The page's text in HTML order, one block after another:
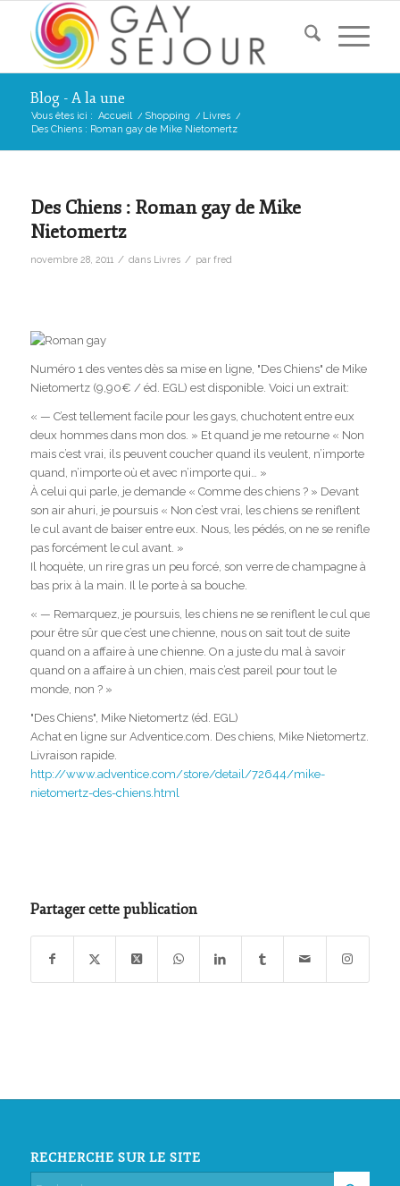
Blog - A la une
Vous êtes ici : Accueil / Shopping / Livres /
Des Chiens : Roman gay de Mike Nietomertz
Des Chiens : Roman gay de Mike
Nietomertz
novembre 28, 2011 / dans Livres / par fred
Numéro 1 des ventes dès sa mise en ligne, "Des Chiens" de Mike
Nietomertz (9,90€ / éd. EGL) est disponible. Voici un extrait:
« — C’est tellement facile pour les gays, chuchotent entre eux
deux hommes dans mon dos. » Et quand je me retourne « Non
mais c’est vrai, ils peuvent coucher quand ils veulent, n’importe
quand, n’importe où et avec n’importe qui… »
À celui qui parle, je demande « Comme des chiens ? » Devant
son air ahuri, je poursuis « Non c’est vrai, les chiens se reniflent
le cul avant de baiser entre eux. Nous, les pédés, on ne se renifle
pas forcément le cul avant. »
Il hoquète, un rire gras un peu forcé, son verre de champagne à
bas prix à la main. Il le porte à sa bouche.
« — Remarquez, je poursuis, les chiens ne se reniflent le cul que
pour être sûr que c’est une chienne, nous on sait tout de suite
quand on a affaire à une chienne. On a juste du mal à savoir
quand on a affaire à un chien, mais c’est pareil pour tout le
monde, non ? »
"Des Chiens", Mike Nietomertz (éd. EGL)
Achat en ligne sur Adventice.com. Des chiens, Mike Nietomertz.
Livraison rapide.
http://www.adventice.com/store/detail/72644/mike-
nietomertz-des-chiens.html
Partager cette publication
RECHERCHE SUR LE SITE